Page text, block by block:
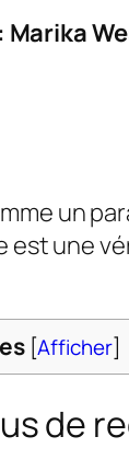
Marika
un
est une
[Afficher]
de